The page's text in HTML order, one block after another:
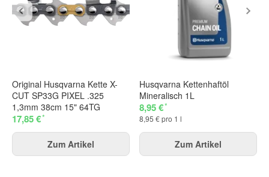
Original Husqvarna Kette X-
CUT SP33G PIXEL .325
1,3mm 38cm 15" 64TG
17,85 €*
Zum Artikel
Husqvarna Kettenhaftöl
Mineralisch 1L
8,95 €*
8,95 € pro 1 l
Zum Artikel